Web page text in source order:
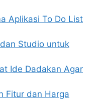
Aplikasi To Do List
Studio untuk
Ide Dadakan Agar
Fitur dan Harga